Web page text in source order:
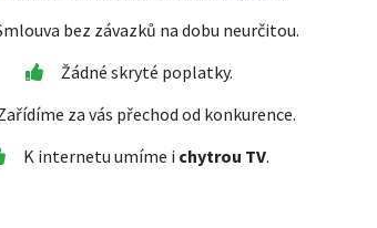
bez závazků na dobu neurčitou.
Žádné skryté poplatky.
za vás přechod od konkurence.
K internetu umíme i chytrou TV.